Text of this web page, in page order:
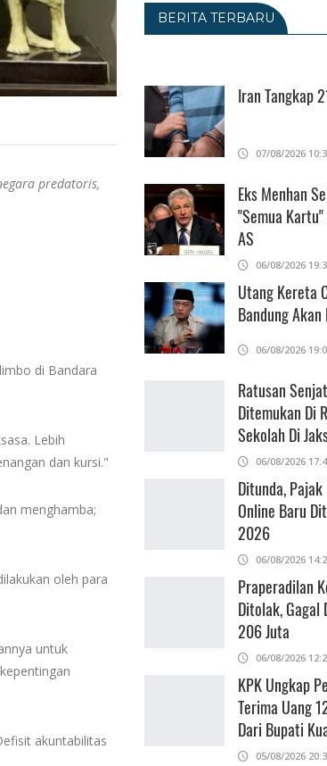
predatoris,
di Bandara
Lebih
dan kursi."
menghamba;
oleh para
untuk
akuntabilitas
BERITA TERBARU
Iran Tangkap
07/08/2026
Eks Menhan
"Semua
AS
06/08/2026
Utang Kereta
Bandung
06/08/2026
Ratusan
Ditemukan Di
Sekolah Di
06/08/2026
Ditunda,
Online Baru
2026
06/08/2026
Praperadilan
Ditolak, Gagal
206 Juta
06/08/2026
KPK Ungkap
Terima Uang
Dari Bupati
05/08/2026